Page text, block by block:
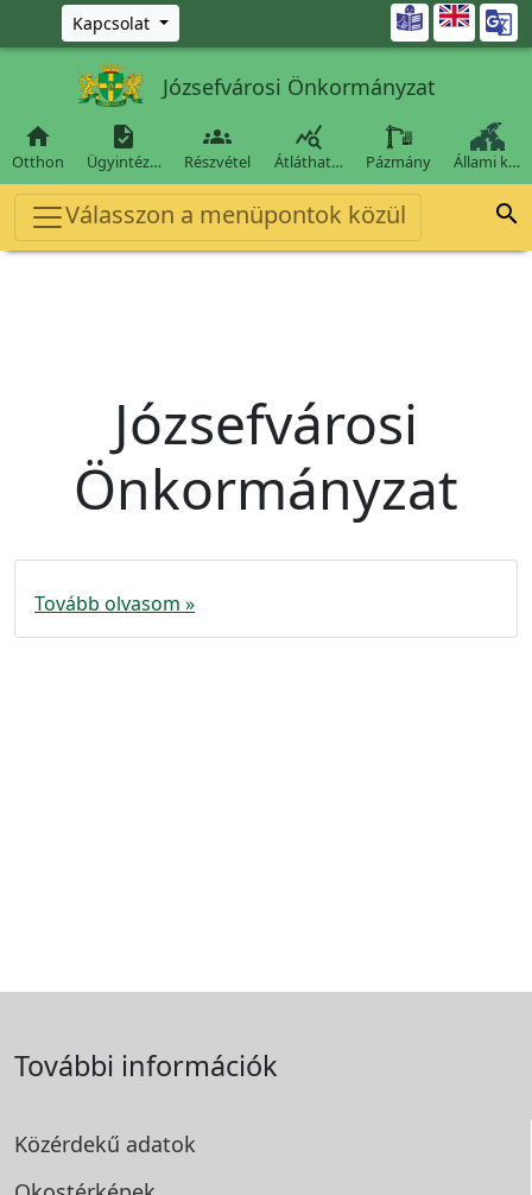
Ugrás a fő tartalomra
Kapcsolat 
Józsefvárosi Önkormányzat

Otthon

Ügyintéz…

Részvétel

Átláthat… Pázmány Állami k…
Válasszon a menüpontok közül 
Józsefvárosi
Önkormányzat
Tovább olvasom »
További információk
Közérdekű adatok